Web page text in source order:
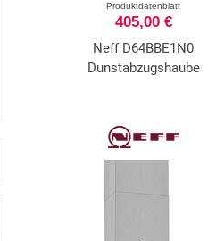
Produktdatenblatt
405,00 €
Neff D64BBE1N0
Dunstabzugshaube